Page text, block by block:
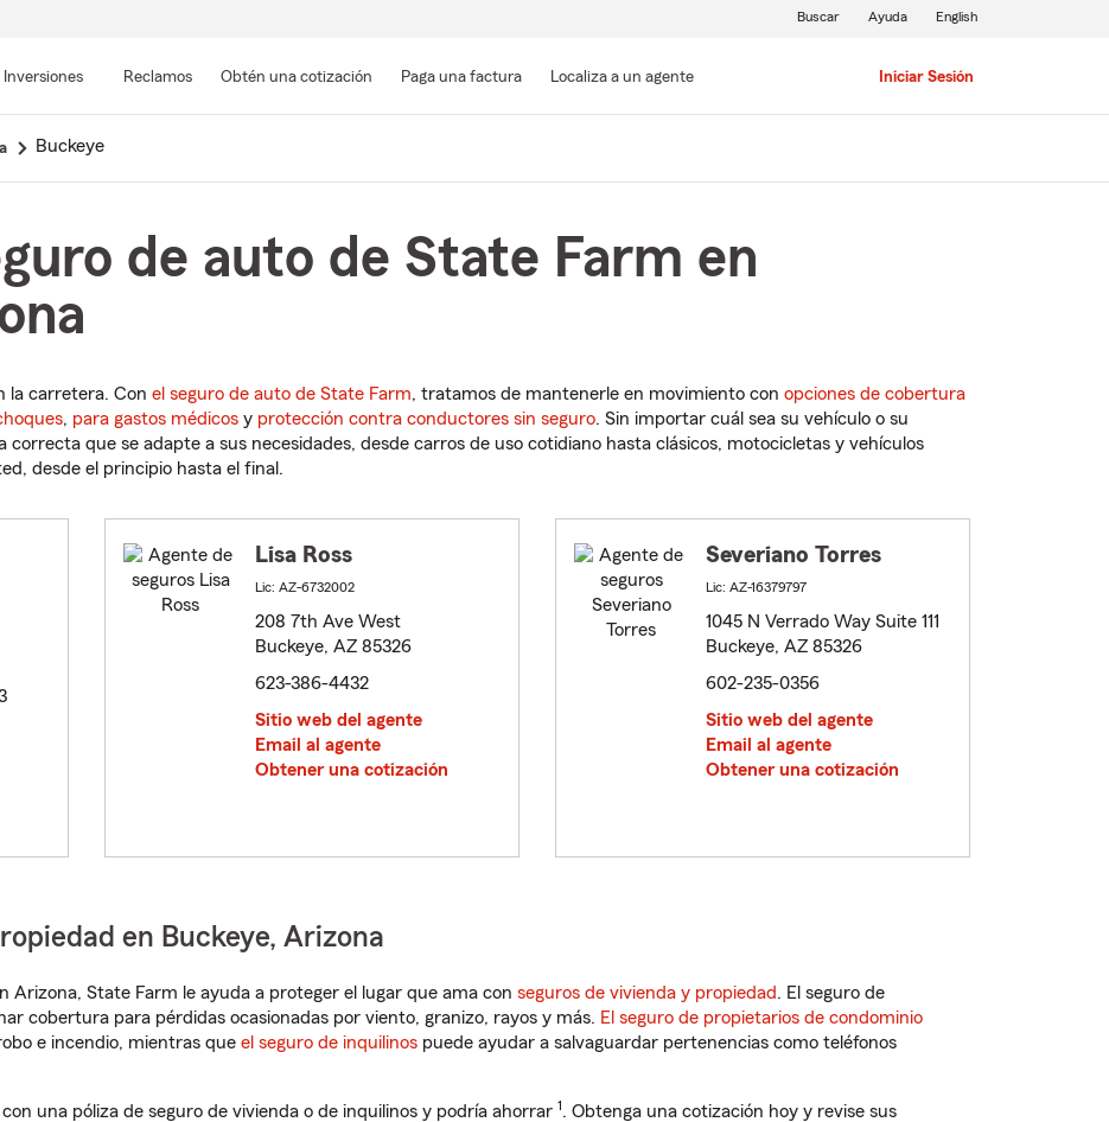
contenido
Inversiones Reclamos Obtén una cotización Paga una factura Localiza a un agente Iniciar Sesión
Buscar Ayuda English
Buckeye
de auto de State Farm en
la carretera. Con el seguro de auto de State Farm, tratamos de mantenerle en movimiento con opciones de cobertura
, para gastos médicos y protección contra conductores sin seguro. Sin importar cuál sea su vehículo o su
que se adapte a sus necesidades, desde carros de uso cotidiano hasta clásicos, motocicletas y vehículos
desde el principio hasta el final.
Lisa Ross
Lic: AZ-6732002
208 7th Ave West
Buckeye, AZ 85326
623-386-4432
Sitio web del agente
Email al agente
Obtener una cotización
Severiano Torres
Lic: AZ-16379797
1045 N Verrado Way Suite 111
Buckeye, AZ 85326
602-235-0356
Sitio web del agente
Email al agente
Obtener una cotización
en Buckeye, Arizona
Arizona, State Farm le ayuda a proteger el lugar que ama con seguros de vivienda y propiedad. El seguro de
cobertura para pérdidas ocasionadas por viento, granizo, rayos y más. El seguro de propietarios de condominio
e incendio, mientras que el seguro de inquilinos puede ayudar a salvaguardar pertenencias como teléfonos
con una póliza de seguro de vivienda o de inquilinos y podría ahorrar 1. Obtenga una cotización hoy y revise sus